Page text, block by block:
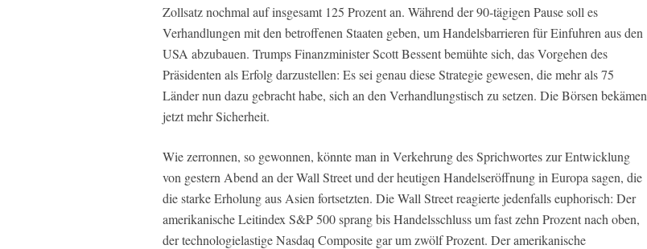
Zollsatz nochmal auf insgesamt 125 Prozent an. Während der 90-tägigen Pause soll es
Verhandlungen mit den betroffenen Staaten geben, um Handelsbarrieren für Einfuhren aus den
USA abzubauen. Trumps Finanzminister Scott Bessent bemühte sich, das Vorgehen des
Präsidenten als Erfolg darzustellen: Es sei genau diese Strategie gewesen, die mehr als 75
Länder nun dazu gebracht habe, sich an den Verhandlungstisch zu setzen. Die Börsen bekämen
jetzt mehr Sicherheit.
Wie zerronnen, so gewonnen, könnte man in Verkehrung des Sprichwortes zur Entwicklung
von gestern Abend an der Wall Street und der heutigen Handelseröffnung in Europa sagen, die
die starke Erholung aus Asien fortsetzten. Die Wall Street reagierte jedenfalls euphorisch: Der
amerikanische Leitindex S&P 500 sprang bis Handelsschluss um fast zehn Prozent nach oben,
der technologielastige Nasdaq Composite gar um zwölf Prozent. Der amerikanische